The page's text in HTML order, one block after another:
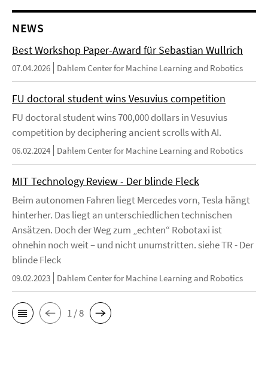
NEWS
Best Workshop Paper-Award für Sebastian Wullrich
07.04.2026 Dahlem Center for Machine Learning and Robotics
FU doctoral student wins Vesuvius competition
FU doctoral student wins 700,000 dollars in Vesuvius
competition by deciphering ancient scrolls with AI.
06.02.2024 Dahlem Center for Machine Learning and Robotics
MIT Technology Review - Der blinde Fleck
Beim autonomen Fahren liegt Mercedes vorn, Tesla hängt
hinterher. Das liegt an unterschiedlichen technischen
Ansätzen. Doch der Weg zum „echten“ Robotaxi ist
ohnehin noch weit – und nicht unumstritten. siehe TR - Der
blinde Fleck
09.02.2023 Dahlem Center for Machine Learning and Robotics
1 / 8